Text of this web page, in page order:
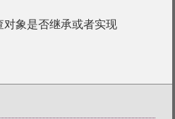
对象是否继承或者实现